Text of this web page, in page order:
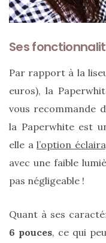
Comparatif :
les
Monceau
et
Mini
Marly
Ses
Par rapport à la
euros), la
vous recommande
la Paperwhite est
elle al’option
avec une faible
pas négligeable !
Quant à ses
6 pouces, ce qui